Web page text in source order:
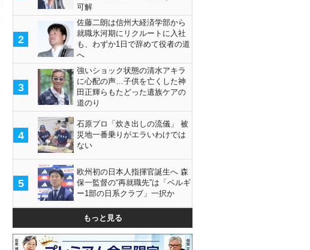
可解
2
佐藤二朗は信州大経済学部から
就職氷河期にリクルートに入社
も、わずか1日で辞めて役者の道
へ
3
強いショック状態の清水アキラ
に心配の声…子供を亡くした神
田正輝らもたどった遺族ケアの
道のり
4
石原プロ「炊き出しの流儀」 被
災地一番乗りがエラいわけでは
ない
5
欧州初の日本人指揮官誕生へ 森
保一監督の“再就職先”は「ベルギ
ー1部の日系クラブ」一択か
もっと見る